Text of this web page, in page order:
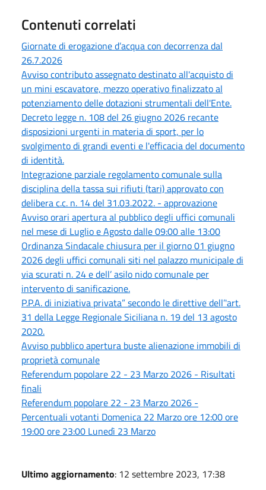
Contenuti correlati
Giornate di erogazione d’acqua con decorrenza dal
26.7.2026
Avviso contributo assegnato destinato all'acquisto di
un mini escavatore, mezzo operativo finalizzato al
potenziamento delle dotazioni strumentali dell'Ente.
Decreto legge n. 108 del 26 giugno 2026 recante
disposizioni urgenti in materia di sport, per lo
svolgimento di grandi eventi e l'efficacia del documento
di identità.
Integrazione parziale regolamento comunale sulla
disciplina della tassa sui rifiuti (tari) approvato con
delibera c.c. n. 14 del 31.03.2022. - approvazione
Avviso orari apertura al pubblico degli uffici comunali
nel mese di Luglio e Agosto dalle 09:00 alle 13:00
Ordinanza Sindacale chiusura per il giorno 01 giugno
2026 degli uffici comunali siti nel palazzo municipale di
via scurati n. 24 e dell’ asilo nido comunale per
intervento di sanificazione.
P.P.A. di iniziativa privata” secondo le direttive dell’'art.
31 della Legge Regionale Siciliana n. 19 del 13 agosto
2020.
Avviso pubblico apertura buste alienazione immobili di
proprietà comunale
Referendum popolare 22 - 23 Marzo 2026 - Risultati
finali
Referendum popolare 22 - 23 Marzo 2026 -
Percentuali votanti Domenica 22 Marzo ore 12:00 ore
19:00 ore 23:00 Lunedì 23 Marzo
Ultimo aggiornamento: 12 settembre 2023, 17:38